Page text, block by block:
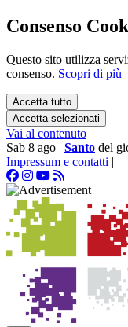
Consenso
Questo sito utilizza
consenso. Scopri di più
Accetta tutto
Accetta selezionati
Vai al contenuto
Sab 8 ago | Santo del
Impressum e contatti |